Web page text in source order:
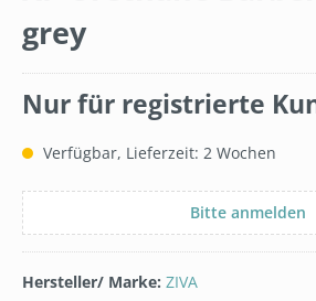
grey
Nur für registrierte
Verfügbar, Lieferzeit: 2 Wochen
Bitte anmelden
Hersteller/ Marke: ZIVA